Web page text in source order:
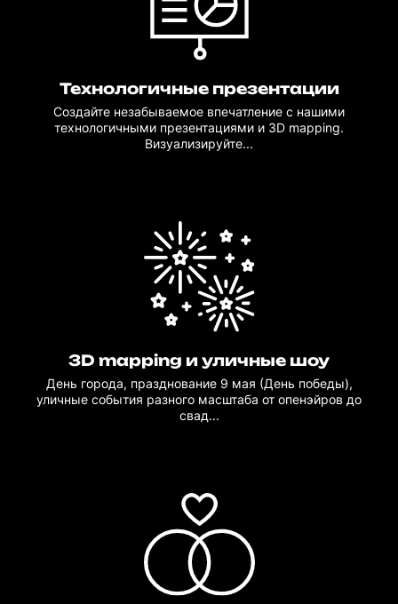
Технологичные презентации
Создайте незабываемое впечатление с нашими
технологичными презентациями и 3D mapping.
Визуализируйте...
3D mapping и уличные шоу
День города, празднование 9 мая (День победы),
уличные события разного масштаба от опенэйров до
свад...